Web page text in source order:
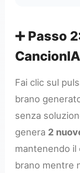
➕ Passo
Fai clic sul
brano
senza
genera 2
mantenendo
brano mentre